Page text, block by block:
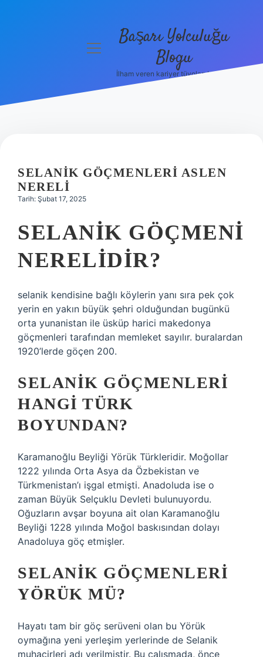
Hakkımızda
menüyüBaşarı Yolculuğu
Blogu
İlham veren kariyer tüyoları burada!
SELANIK GÖÇMENLERI ASLEN
NERELI
Tarih: Şubat 17, 2025
SELANIK GÖÇMENI
NERELIDIR?
selanik kendisine bağlı köylerin yanı sıra pek çok
yerin en yakın büyük şehri olduğundan bugünkü
orta yunanistan ile üsküp harici makedonya
göçmenleri tarafından memleket sayılır. buralardan
1920’lerde göçen 200.
SELANIK GÖÇMENLERI
HANGI TÜRK
BOYUNDAN?
Karamanoğlu Beyliği Yörük Türkleridir. Moğollar
1222 yılında Orta Asya da Özbekistan ve
Türkmenistan’ı işgal etmişti. Anadoluda ise o
zaman Büyük Selçuklu Devleti bulunuyordu.
Oğuzların avşar boyuna ait olan Karamanoğlu
Beyliği 1228 yılında Moğol baskısından dolayı
Anadoluya göç etmişler.
SELANIK GÖÇMENLERI
YÖRÜK MÜ?
Hayatı tam bir göç serüveni olan bu Yörük
oymağına yeni yerleşim yerlerinde de Selanik
muhacirleri adı verilmiştir. Bu çalışmada, önce